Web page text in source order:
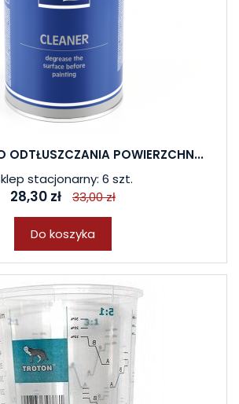
ODTŁUSZCZANIA POWIERZCHN...
stacjonarny: 6 szt.
28,30 zł 33,00 zł
Do koszyka